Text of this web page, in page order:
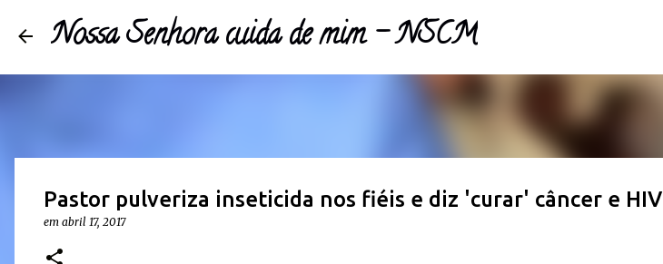
Nossa Senhora cuida de mim - NSCM
Pastor pulveriza inseticida nos fiéis e diz 'curar' câncer e HIV
em abril 17, 2017